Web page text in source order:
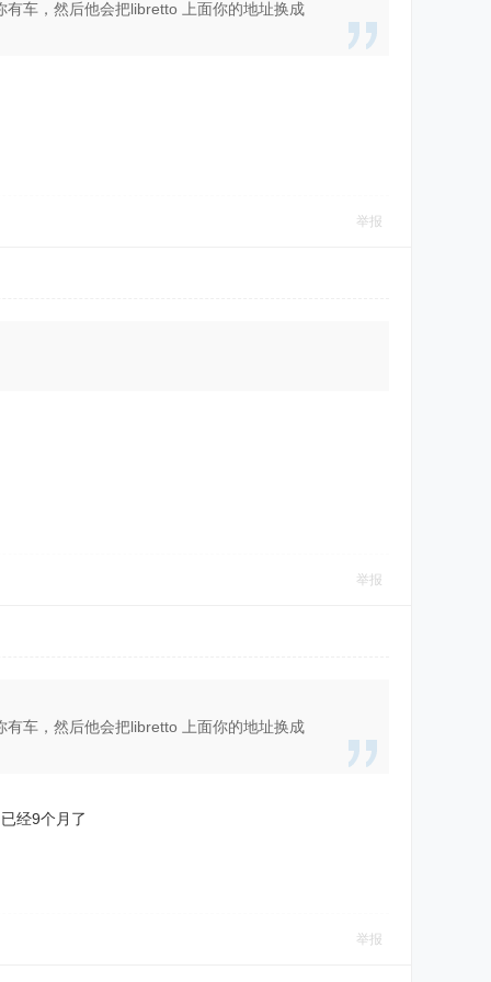
车，然后他会把libretto 上面你的地址换成
举报
举报
车，然后他会把libretto 上面你的地址换成
经9个月了
举报